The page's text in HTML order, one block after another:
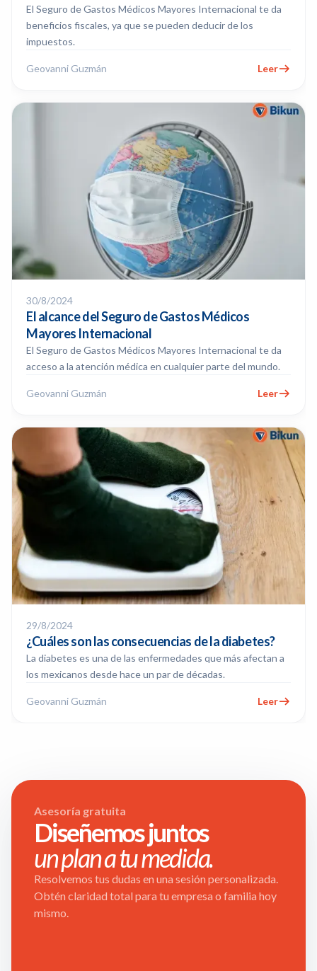
El Seguro de Gastos Médicos Mayores Internacional te da
beneficios fiscales, ya que se pueden deducir de los
impuestos.
Geovanni Guzmán Leer
30/8/2024
El alcance del Seguro de Gastos Médicos
Mayores Internacional
El Seguro de Gastos Médicos Mayores Internacional te da
acceso a la atención médica en cualquier parte del mundo.
Geovanni Guzmán Leer
29/8/2024
¿Cuáles son las consecuencias de la diabetes?
La diabetes es una de las enfermedades que más afectan a
los mexicanos desde hace un par de décadas.
Geovanni Guzmán Leer
Asesoría gratuita
Diseñemos juntos
un plan a tu medida.
Resolvemos tus dudas en una sesión personalizada.
Obtén claridad total para tu empresa o familia hoy
mismo.